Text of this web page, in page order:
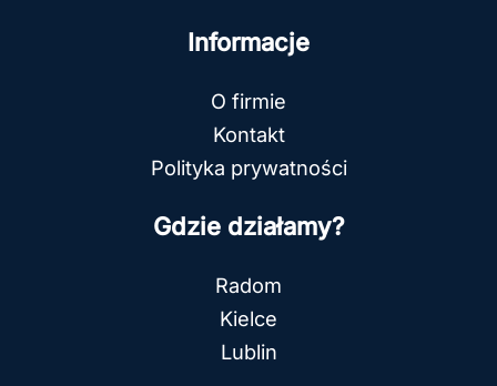
Informacje
O firmie
Kontakt
Polityka prywatności
Gdzie działamy?
Radom
Kielce
Lublin